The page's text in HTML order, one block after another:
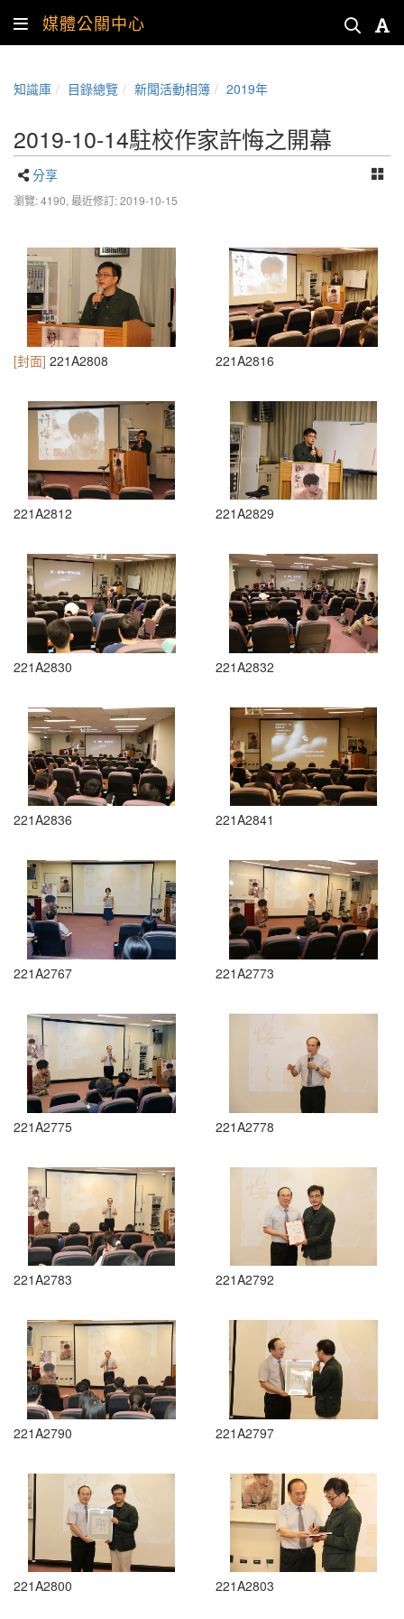
媒體公關中心
知識庫 目錄總覽 新聞活動相簿 2019年
2019-10-14駐校作家許悔之開幕
分享
瀏覽: 4190, 最近修訂: 2019-10-15
[封面] 221A2808 221A2816
221A2812 221A2829
221A2830 221A2832
221A2836 221A2841
221A2767 221A2773
221A2775 221A2778
221A2783 221A2792
221A2790 221A2797
221A2800 221A2803